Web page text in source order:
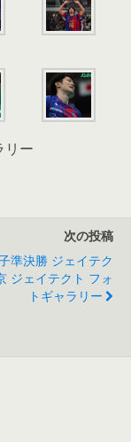
リー
次の投稿
準決勝 ジェイテク
ジェイテクト フォ
トギャラリー